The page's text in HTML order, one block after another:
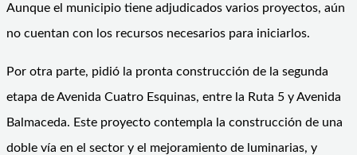
Aunque el municipio tiene adjudicados varios proyectos, aún
no cuentan con los recursos necesarios para iniciarlos.
Por otra parte, pidió la pronta construcción de la segunda
etapa de Avenida Cuatro Esquinas, entre la Ruta 5 y Avenida
Balmaceda. Este proyecto contempla la construcción de una
doble vía en el sector y el mejoramiento de luminarias, y